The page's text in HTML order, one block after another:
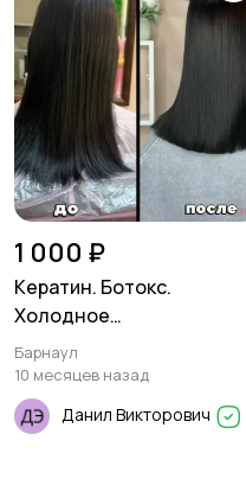
1 000 ₽
Кератин. Ботокс.
Холодное
восстановление волос в
Барнауле
Барнаул
10 месяцев назад
Данил Викторович